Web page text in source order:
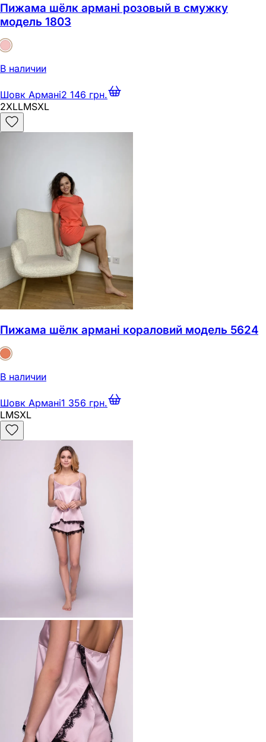
Пижама шёлк армані розовый в смужку
модель 1803
В наличии
Шовк Армані2 146 грн.
2XLLMSXL
Пижама шёлк армані кораловий модель 5624
В наличии
Шовк Армані1 356 грн.
LMSXL